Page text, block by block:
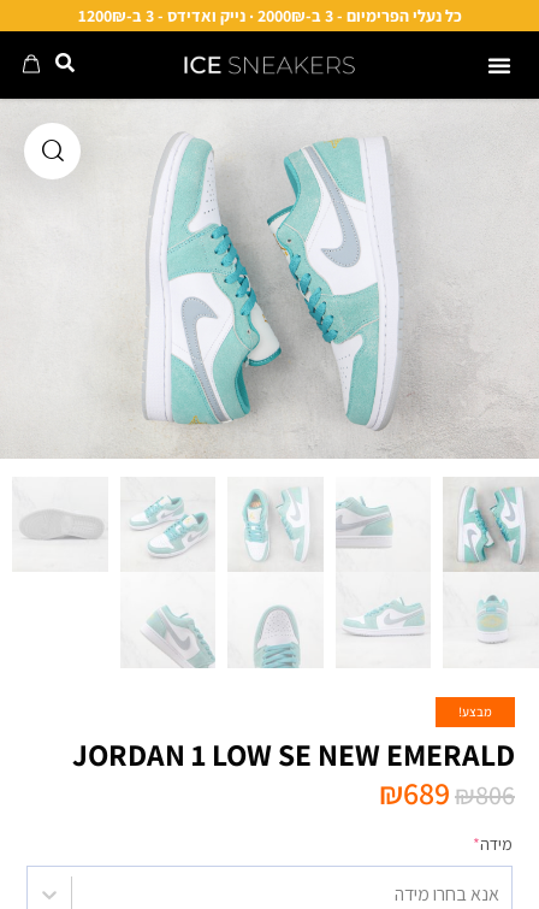
כל נעלי הפרימיום - 3 ב-2000₪ · נייק ואדידס - 3 ב-1200₪
מבצע!
JORDAN 1 LOW SE NEW EMERALD
₪806
₪689
מידה*
אנא בחרו מידה